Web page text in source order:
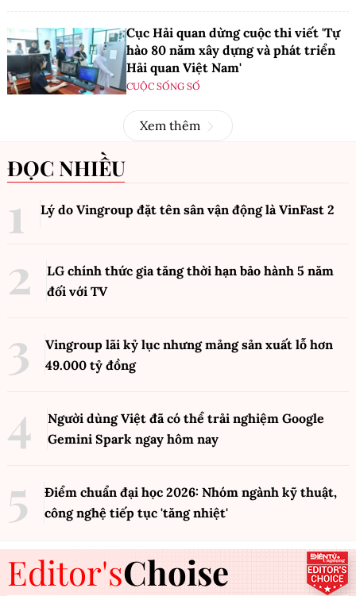
Cục Hải quan dừng cuộc thi viết 'Tự
hào 80 năm xây dựng và phát triển
Hải quan Việt Nam'
CUỘC SỐNG SỐ
Xem thêm
ĐỌC NHIỀU
Lý do Vingroup đặt tên sân vận động là VinFast 2
LG chính thức gia tăng thời hạn bảo hành 5 năm
đối với TV
Vingroup lãi kỷ lục nhưng mảng sản xuất lỗ hơn
49.000 tỷ đồng
Người dùng Việt đã có thể trải nghiệm Google
Gemini Spark ngay hôm nay
Điểm chuẩn đại học 2026: Nhóm ngành kỹ thuật,
công nghệ tiếp tục 'tăng nhiệt'
Editor'sChoise